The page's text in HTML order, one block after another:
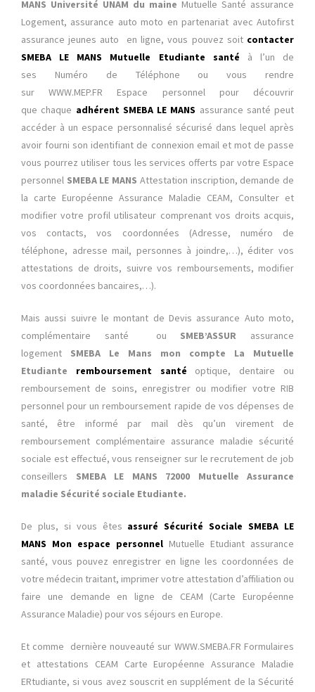
MANS Université UNAM du maine Mutuelle Santé assurance
Logement, assurance auto moto en partenariat avec Autofirst
assurance jeunes auto en ligne, vous pouvez soit contacter
SMEBA LE MANS Mutuelle Etudiante santé à l’un de
ses
Numéro de Téléphone ou vous rendre
sur WWW.MEP.FR
Espace personnel
pour découvrir
que chaque adhérent SMEBA LE MANS assurance santé peut
accéder à un espace personnalisé sécurisé dans lequel après
avoir fourni son identifiant de connexion email et mot de passe
vous pourrez utiliser tous les services offerts par votre Espace
personnel SMEBA LE MANS Attestation inscription, demande de
la carte Européenne Assurance Maladie CEAM, Consulter et
modifier votre profil utilisateur comprenant vos droits acquis,
vos contacts, vos coordonnées (Adresse, numéro de
téléphone, adresse mail, personnes à joindre,…), éditer vos
attestations de droits, suivre vos remboursements, modifier
vos coordonnées bancaires,…).
Mais aussi suivre le montant de Devis assurance Auto moto,
complémentaire santé ou SMEB’ASSUR assurance
logement SMEBA Le Mans mon compte La Mutuelle
Etudiante
remboursement santé optique, dentaire ou
remboursement de soins, enregistrer ou modifier votre RIB
personnel pour un remboursement rapide de vos dépenses de
santé, être informé par mail dès qu’un virement de
remboursement complémentaire assurance maladie sécurité
sociale est effectué, vous renseigner sur le recrutement de job
conseillers SMEBA LE MANS 72000 Mutuelle Assurance
maladie Sécurité sociale Etudiante.
De plus, si vous êtes assuré Sécurité Sociale SMEBA LE
MANS Mon espace personnel Mutuelle Etudiant assurance
santé, vous pouvez enregistrer en ligne les coordonnées de
votre médecin traitant, imprimer votre attestation d’affiliation ou
faire une demande en ligne de CEAM (Carte Européenne
Assurance Maladie) pour vos séjours en Europe.
Et comme dernière nouveauté sur WWW.SMEBA.FR Formulaires
et attestations CEAM Carte Européenne Assurance Maladie
ERtudiante, si vous avez souscrit en supplément de la Sécurité